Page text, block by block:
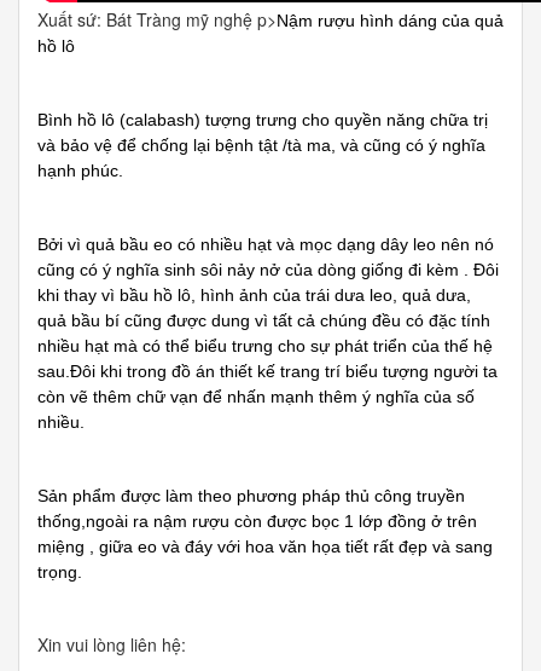
Xuất sứ: Bát Tràng mỹ nghệ p>Nậm rượu hình dáng của quả
hồ lô
Bình hồ lô (calabash) tượng trưng cho quyền năng chữa trị
và bảo vệ để chống lại bệnh tật /tà ma, và cũng có ý nghĩa
hạnh phúc.
Bởi vì quả bầu eo có nhiều hạt và mọc dạng dây leo nên nó
cũng có ý nghĩa sinh sôi nảy nở của dòng giống đi kèm . Đôi
khi thay vì bầu hồ lô, hình ảnh của trái dưa leo, quả dưa,
quả bầu bí cũng được dung vì tất cả chúng đều có đặc tính
nhiều hạt mà có thể biểu trưng cho sự phát triển của thế hệ
sau.Đôi khi trong đồ án thiết kế trang trí biểu tượng người ta
còn vẽ thêm chữ vạn để nhấn mạnh thêm ý nghĩa của số
nhiều.
Sản phẩm được làm theo phương pháp thủ công truyền
thống,ngoài ra nậm rượu còn được bọc 1 lớp đồng ở trên
miệng , giữa eo và đáy với hoa văn họa tiết rất đẹp và sang
trọng.
Xin vui lòng liên hệ: